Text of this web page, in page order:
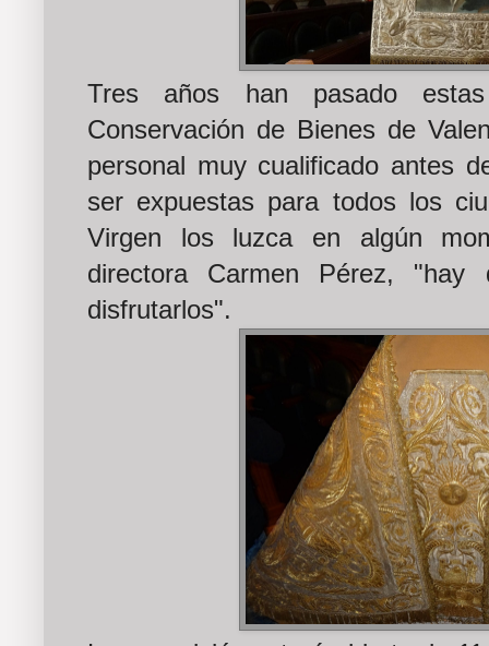
Tres años han pasado
Conservación de Bienes de
personal muy cualificado antes
ser expuestas para todos los
Virgen los luzca en algún
directora Carmen Pérez, "hay
disfrutarlos".